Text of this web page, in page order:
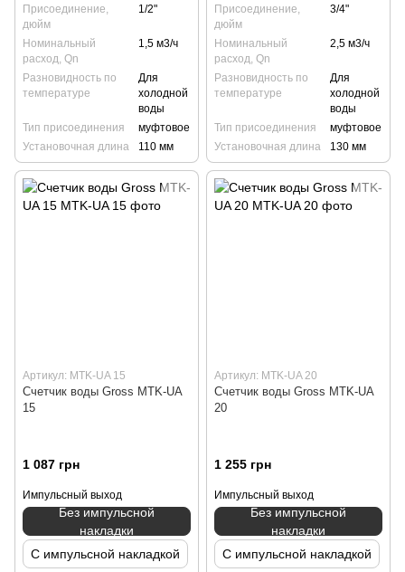
Присоединение,
дюйм
1/2"
Номинальный
расход, Qn
1,5 м3/ч
Разновидность по
температуре
Для
холодной
воды
Тип присоединения
муфтовое
Установочная длина
110 мм
Присоединение,
дюйм
3/4"
Номинальный
расход, Qn
2,5 м3/ч
Разновидность по
температуре
Для
холодной
воды
Тип присоединения
муфтовое
Установочная длина
130 мм
Артикул: MTK-UA 15
Счетчик воды Gross MTK-UA
15
1 087 грн
Импульсный выход
Без импульсной
накладки
С импульсной накладкой
Артикул: MTK-UA 20
Счетчик воды Gross MTK-UA
20
1 255 грн
Импульсный выход
Без импульсной
накладки
С импульсной накладкой